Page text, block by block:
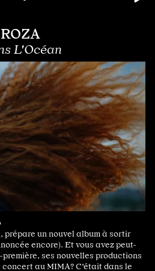
ROZA
L'Océan
prépare un nouvel album à sortir
encore). Et vous avez peut-
ses nouvelles productions
au MIMA? C'était dans le